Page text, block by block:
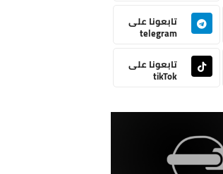
تابعونا على
telegram
تابعونا على
tikTok